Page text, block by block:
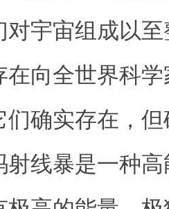
对宇宙组成以
在向全世界科
们确实存在，
射线暴是一种